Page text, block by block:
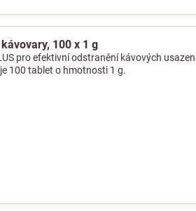
100 x 1 g
pro efektivní odstranění kávových
100 tablet o hmotnosti 1 g.